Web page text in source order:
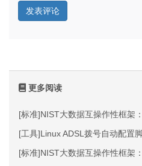
更多阅读
[标准]NIST大数据互操作性框架
[工具]Linux ADSL拨号自动配置
[标准]NIST大数据互操作性框架